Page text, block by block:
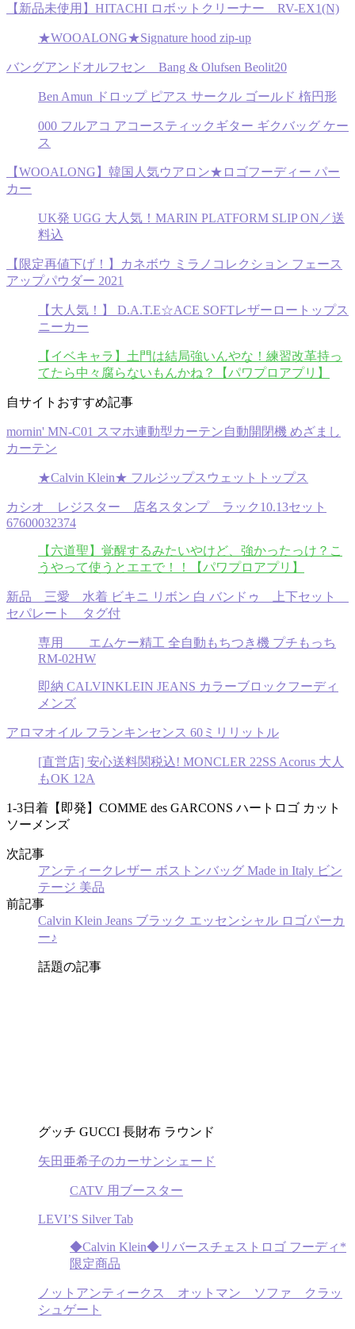
【新品未使用】HITACHI ロボットクリーナー RV-EX1(N)
★WOOALONG★Signature hood zip-up
バングアンドオルフセン Bang & Olufsen Beolit20
Ben Amun ドロップ ピアス サークル ゴールド 楕円形
000 フルアコ アコースティックギター ギクバッグ ケー
ス
【WOOALONG】韓国人気ウアロン★ロゴフーディー パー
カー
UK発 UGG 大人気！MARIN PLATFORM SLIP ON／送
料込
【限定再値下げ！】カネボウ ミラノコレクション フェース
アップパウダー 2021
【大人気！】 D.A.T.E☆ACE SOFTレザーロートップス
ニーカー
【イベキャラ】土門は結局強いんやな！練習改革持っ
てたら中々腐らないもんかね？【パワプロアプリ】
自サイトおすすめ記事
mornin' MN-C01 スマホ連動型カーテン自動開閉機 めざまし
カーテン
★Calvin Klein★ フルジップスウェットトップス
カシオ レジスター 店名スタンプ ラック10.13セット
67600032374
【六道聖】覚醒するみたいやけど、強かったっけ？こ
うやって使うとエエで！！【パワプロアプリ】
新品 三愛 水着 ビキニ リボン 白 バンドゥ 上下セット
セパレート タグ付
専用 エムケー精工 全自動もちつき機 プチもっち
RM-02HW
即納 CALVINKLEIN JEANS カラーブロックフーディ
メンズ
アロマオイル フランキンセンス 60ミリリットル
[直営店] 安心送料関税込! MONCLER 22SS Acorus 大人
もOK 12A
1-3日着【即発】COMME des GARCONS ハートロゴ カット
ソーメンズ
次記事
アンティークレザー ボストンバッグ Made in Italy ビン
テージ 美品
前記事
Calvin Klein Jeans ブラック エッセンシャル ロゴパーカ
ー♪
話題の記事
グッチ GUCCI 長財布 ラウンド
矢田亜希子のカーサンシェード
CATV 用ブースター
LEVI’S Silver Tab
◆Calvin Klein◆リバースチェストロゴ フーディ*
限定商品
ノットアンティークス オットマン ソファ クラッ
シュゲート